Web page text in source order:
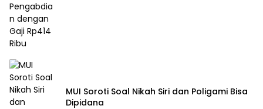
MUI Soroti Soal Nikah Siri dan Poligami Bisa
Dipidana